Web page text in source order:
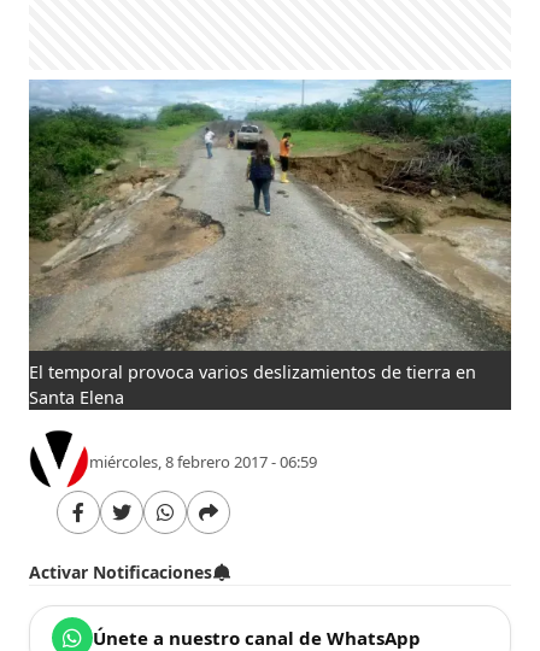
El temporal provoca varios deslizamientos de tierra en
Santa Elena
miércoles, 8 febrero 2017 - 06:59
Activar Notificaciones
Únete a nuestro canal de WhatsApp